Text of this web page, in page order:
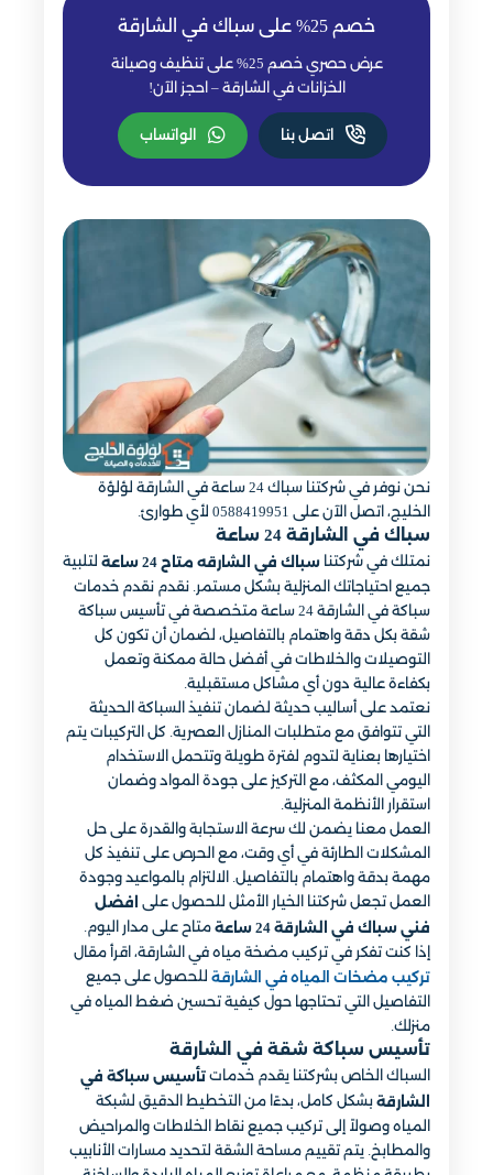
خصم 25% على سباك في الشارقة
عرض حصري خصم 25% على تنظيف وصيانة
الخزانات في الشارقة – احجز الآن!
اتصل بنا الواتساب
نحن نوفر في شركتنا سباك 24 ساعة في الشارقة لؤلؤة
الخليج، اتصل الآن على 0588419951 لأي طوارئ.
سباك في الشارقة 24 ساعة
نمتلك في شركتنا سباك في الشارقه متاح 24 ساعة
لتلبية
جميع احتياجاتك المنزلية بشكل مستمر. نقدم نقدم خدمات
سباكة في الشارقة 24 ساعة متخصصة في تأسيس سباكة
شقة بكل دقة واهتمام بالتفاصيل، لضمان أن تكون كل
التوصيلات والخلاطات في أفضل حالة ممكنة وتعمل
بكفاءة عالية دون أي مشاكل مستقبلية.
نعتمد على أساليب حديثة لضمان تنفيذ السباكة الحديثة
التي تتوافق مع متطلبات المنازل العصرية. كل التركيبات يتم
اختيارها بعناية لتدوم لفترة طويلة وتتحمل الاستخدام
اليومي المكثف، مع التركيز على جودة المواد وضمان
استقرار الأنظمة المنزلية.
العمل معنا يضمن لك سرعة الاستجابة والقدرة على حل
المشكلات الطارئة في أي وقت، مع الحرص على تنفيذ كل
مهمة بدقة واهتمام بالتفاصيل. الالتزام بالمواعيد وجودة
العمل تجعل شركتنا الخيار الأمثل للحصول على افضل
فني سباك في الشارقة 24 ساعة
متاح على مدار اليوم.
إذا كنت تفكر في تركيب مضخة مياه في الشارقة، اقرأ مقال
تركيب مضخات المياه في الشارقة للحصول على جميع
التفاصيل التي تحتاجها حول كيفية تحسين ضغط المياه في
منزلك.
تأسيس سباكة شقة في الشارقة
السباك الخاص بشركتنا يقدم خدمات تأسيس سباكة في
الشارقة بشكل كامل، بدءًا من التخطيط الدقيق لشبكة
المياه وصولاً إلى تركيب جميع نقاط الخلاطات والمراحيض
والمطابخ. يتم تقييم مساحة الشقة لتحديد مسارات الأنابيب